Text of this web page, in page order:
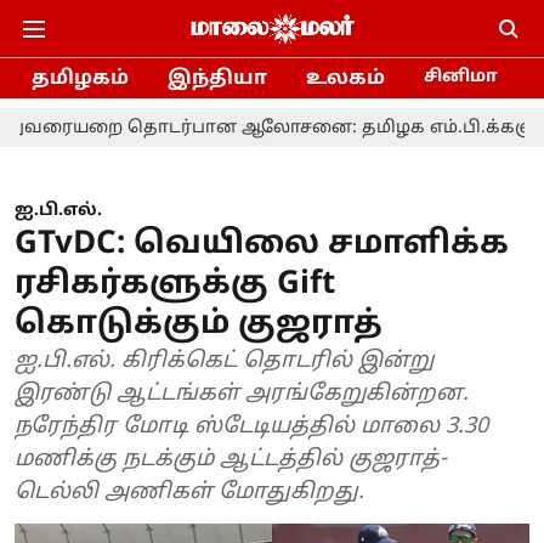
தமிழகம் இந்தியா உலகம் சினிமா
தொடர்பான ஆலோசனை: தமிழக எம்.பி.க்களுக்கு
ஐ.பி.எல்.
GTvDC: வெயிலை சமாளிக்க
ரசிகர்களுக்கு Gift
கொடுக்கும் குஜராத்
ஐ.பி.எல். கிரிக்கெட் தொடரில் இன்று
இரண்டு ஆட்டங்கள் அரங்கேறுகின்றன.
நரேந்திர மோடி ஸ்டேடியத்தில் மாலை 3.30
மணிக்கு நடக்கும் ஆட்டத்தில் குஜராத்-
டெல்லி அணிகள் மோதுகிறது.